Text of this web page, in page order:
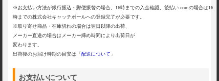
※お支払い方法が銀行振込・郵便振替の場合、16時までの入金確認、後払い.comの場合は16
時までの株式会社キャッチボールへの登録完了が必要です。
※取り寄せ商品・在庫切れの場合は翌日以降の出荷、
メーカー直送の場合はメーカー締め時間により出荷日が
変わります。
出荷後のお届け時期の目安は「配送について 」
お支払いについて